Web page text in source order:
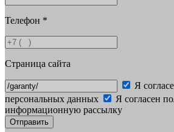
Телефон *
Страница сайта
Я
персональных данных
Я согласен
информационную рассылку
Отправить